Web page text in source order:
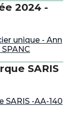
2024 -
unique - Ann
SARIS
SARIS -AA-140